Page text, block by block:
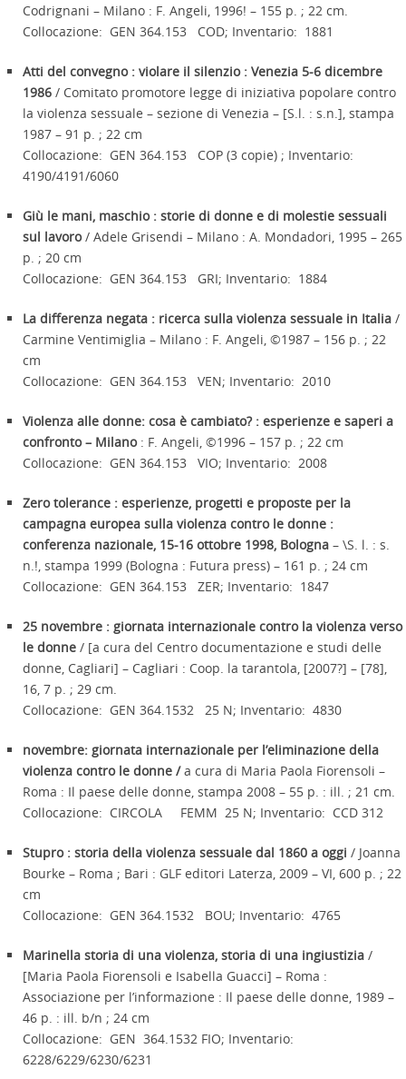
Codrignani – Milano : F. Angeli, 1996! – 155 p. ; 22 cm.
Collocazione: GEN 364.153 COD; Inventario: 1881
Atti del convegno : violare il silenzio : Venezia 5-6 dicembre
1986 / Comitato promotore legge di iniziativa popolare contro
la violenza sessuale – sezione di Venezia – [S.l. : s.n.], stampa
1987 – 91 p. ; 22 cm
Collocazione: GEN 364.153 COP (3 copie) ; Inventario:
4190/4191/6060
Giù le mani, maschio : storie di donne e di molestie sessuali
sul lavoro/ Adele Grisendi – Milano : A. Mondadori, 1995 – 265
p. ; 20 cm
Collocazione: GEN 364.153 GRI; Inventario: 1884
La differenza negata : ricerca sulla violenza sessuale in Italia /
Carmine Ventimiglia – Milano : F. Angeli, ©1987 – 156 p. ; 22
cm
Collocazione: GEN 364.153 VEN; Inventario: 2010
Violenza alle donne: cosa è cambiato? : esperienze e saperi a
confronto – Milano: F. Angeli, ©1996 – 157 p. ; 22 cm
Collocazione: GEN 364.153 VIO; Inventario: 2008
Zero tolerance : esperienze, progetti e proposte per la
campagna europea sulla violenza contro le donne :
conferenza nazionale, 15-16 ottobre 1998, Bologna – \S. l. : s.
n.!, stampa 1999 (Bologna : Futura press) – 161 p. ; 24 cm
Collocazione: GEN 364.153 ZER; Inventario: 1847
25 novembre : giornata internazionale contro la violenza verso
le donne / [a cura del Centro documentazione e studi delle
donne, Cagliari] – Cagliari : Coop. la tarantola, [2007?] – [78],
16, 7 p. ; 29 cm.
Collocazione: GEN 364.1532 25 N; Inventario: 4830
novembre: giornata internazionale per l’eliminazione della
violenza contro le donne /a cura di Maria Paola Fiorensoli –
Roma : Il paese delle donne, stampa 2008 – 55 p. : ill. ; 21 cm.
Collocazione: CIRCOLA FEMM 25 N; Inventario: CCD 312
Stupro : storia della violenza sessuale dal 1860 a oggi / Joanna
Bourke – Roma ; Bari : GLF editori Laterza, 2009 – VI, 600 p. ; 22
cm
Collocazione: GEN 364.1532 BOU; Inventario: 4765
Marinella storia di una violenza, storia di una ingiustizia /
[Maria Paola Fiorensoli e Isabella Guacci] – Roma :
Associazione per l’informazione : Il paese delle donne, 1989 –
46 p. : ill. b/n ; 24 cm
Collocazione: GEN 364.1532 FIO; Inventario:
6228/6229/6230/6231